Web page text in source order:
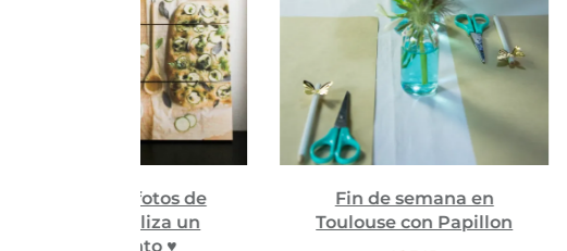
Fin de semana en
Toulouse con Papillon
“los
a un